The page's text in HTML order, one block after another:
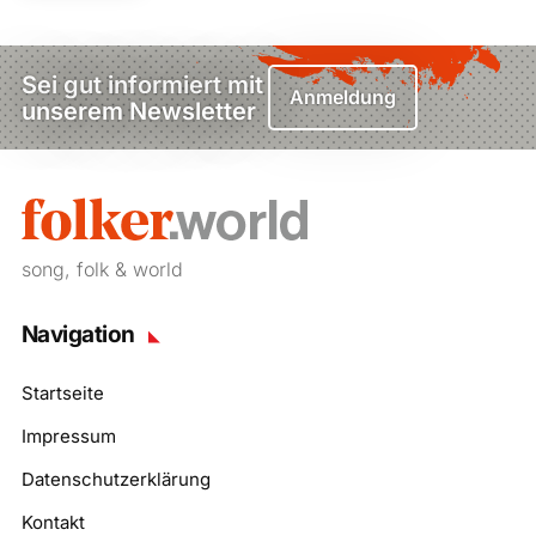
Sei gut informiert mit
unserem Newsletter
Anmeldung
song, folk & world
Navigation
Startseite
Impressum
Datenschutzerklärung
Kontakt